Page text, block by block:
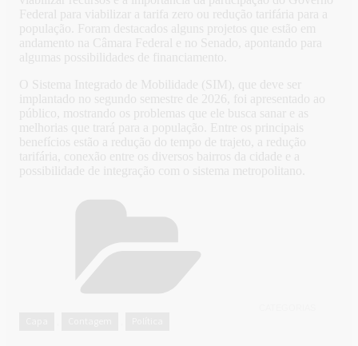
Federal para viabilizar a tarifa zero ou redução tarifária para a
população. Foram destacados alguns projetos que estão em
andamento na Câmara Federal e no Senado, apontando para
algumas possibilidades de financiamento.
O Sistema Integrado de Mobilidade (SIM), que deve ser
implantado no segundo semestre de 2026, foi apresentado ao
público, mostrando os problemas que ele busca sanar e as
melhorias que trará para a população. Entre os principais
benefícios estão a redução do tempo de trajeto, a redução
tarifária, conexão entre os diversos bairros da cidade e a
possibilidade de integração com o sistema metropolitano.